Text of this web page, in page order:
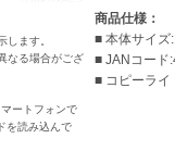
ます。
なる場合がござ
ートフォンで
を読み込んで
商品仕様：
■ 本体サイズ
■ JANコー
■ コピーライ